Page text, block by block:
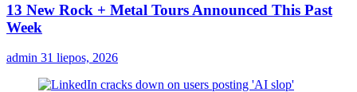
13 New Rock + Metal Tours Announced This Past
Week
admin 31 liepos, 2026